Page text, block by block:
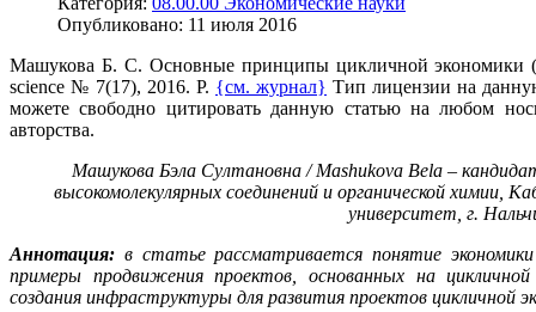
Опубликовано: 11 июля 2016
Машукова Б. С. Основные принципы цикличной экономики
science № 7(17), 2016. P. {см. журнал} Тип лицензии на
можете свободно цитировать данную статью на любом
авторства.
Машукова Бэла Султановна / Mashukova Bela –
высокомолекулярных соединений и органической химии,
университет, г.
Аннотация: в статье рассматривается понятие
примеры продвижения проектов, основанных на
создания инфраструктуры для развития проектов цикличной